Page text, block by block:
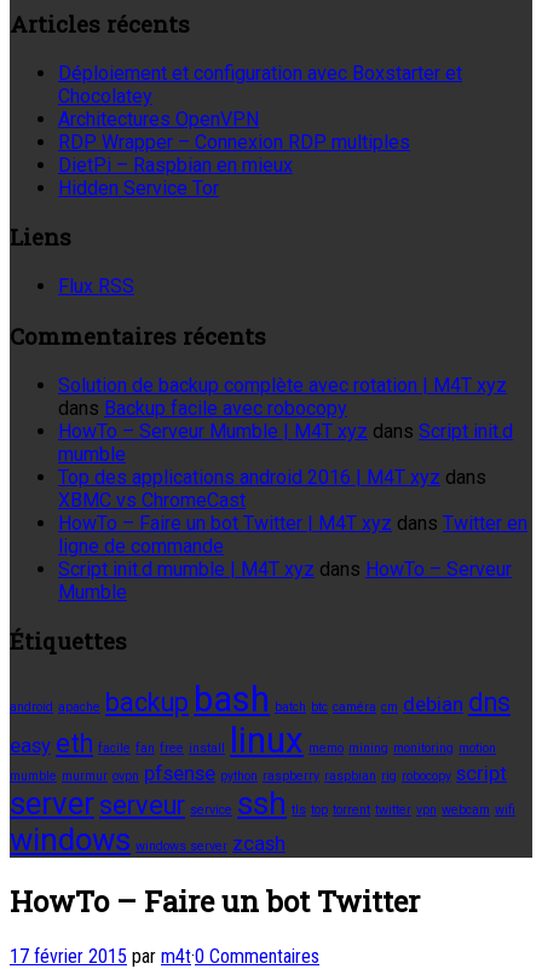
Articles récents
Déploiement et configuration avec Boxstarter et
Chocolatey
Architectures OpenVPN
RDP Wrapper – Connexion RDP multiples
DietPi – Raspbian en mieux
Hidden Service Tor
Liens
Flux RSS
Commentaires récents
Solution de backup complète avec rotation | M4T xyz
dans Backup facile avec robocopy
HowTo – Serveur Mumble | M4T xyz dans Script init.d
mumble
Top des applications android 2016 | M4T xyz dans
XBMC vs ChromeCast
HowTo – Faire un bot Twitter | M4T xyz dans Twitter en
ligne de commande
Script init.d mumble | M4T xyz dans HowTo – Serveur
Mumble
Étiquettes
android apache backup bash batch btc caméra cm debian dns
easy eth facile fan free install linux memo mining monitoring motion
mumble murmur ovpn pfsense python raspberry raspbian rig robocopy script
server serveur service ssh tls top torrent twitter vpn webcam wifi
windows windows server zcash
HowTo – Faire un bot Twitter
17 février 2015 par m4t·0 Commentaires